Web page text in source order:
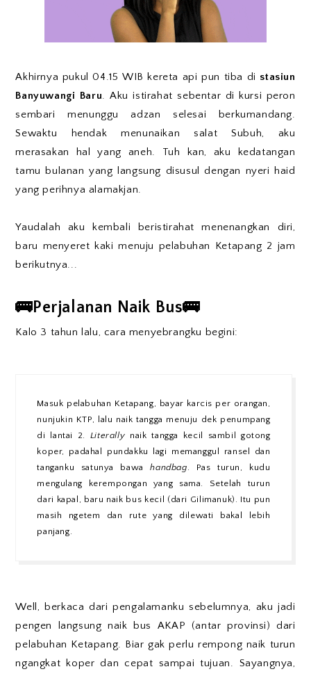
Akhirnya pukul 04.15 WIB kereta api pun tiba di stasiun
Banyuwangi Baru. Aku istirahat sebentar di kursi peron
sembari menunggu adzan selesai berkumandang.
Sewaktu hendak menunaikan salat Subuh, aku
merasakan hal yang aneh. Tuh kan, aku kedatangan
tamu bulanan yang langsung disusul dengan nyeri haid
yang perihnya alamakjan.
Yaudalah aku kembali beristirahat menenangkan diri,
baru menyeret kaki menuju pelabuhan Ketapang 2 jam
berikutnya...
🚌Perjalanan Naik Bus🚌
Kalo 3 tahun lalu, cara menyebrangku begini:
Masuk pelabuhan Ketapang, bayar karcis per orangan,
nunjukin KTP, lalu naik tangga menuju dek penumpang
di lantai 2. Literally naik tangga kecil sambil gotong
koper, padahal pundakku lagi memanggul ransel dan
tanganku satunya bawahandbag . Pas turun, kudu
mengulang kerempongan yang sama. Setelah turun
dari kapal, baru naik bus kecil (dari Gilimanuk). Itu pun
masih ngetem dan rute yang dilewati bakal lebih
panjang.
Well, berkaca dari pengalamanku sebelumnya, aku jadi
pengen langsung naik bus AKAP (antar provinsi) dari
pelabuhan Ketapang. Biar gak perlu rempong naik turun
ngangkat koper dan cepat sampai tujuan. Sayangnya,